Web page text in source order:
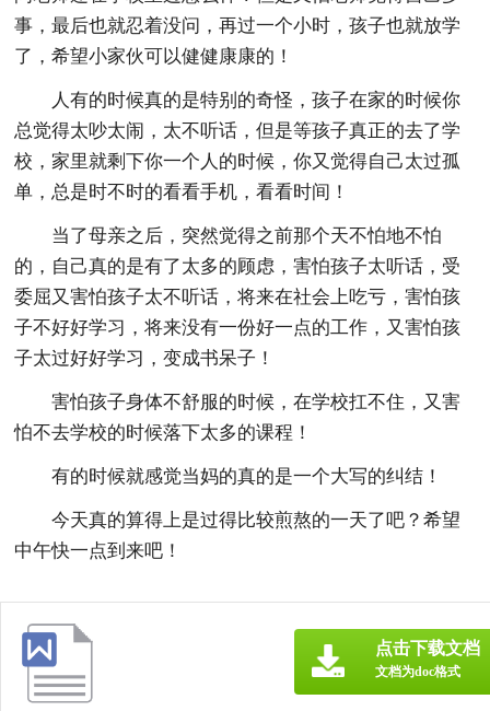
事，最后也就忍着没问，再过一个小时，孩子也就放学
了，希望小家伙可以健健康康的！
人有的时候真的是特别的奇怪，孩子在家的时候你
总觉得太吵太闹，太不听话，但是等孩子真正的去了学
校，家里就剩下你一个人的时候，你又觉得自己太过孤
单，总是时不时的看看手机，看看时间！
当了母亲之后，突然觉得之前那个天不怕地不怕
的，自己真的是有了太多的顾虑，害怕孩子太听话，受
委屈又害怕孩子太不听话，将来在社会上吃亏，害怕孩
子不好好学习，将来没有一份好一点的工作，又害怕孩
子太过好好学习，变成书呆子！
害怕孩子身体不舒服的时候，在学校扛不住，又害
怕不去学校的时候落下太多的课程！
有的时候就感觉当妈的真的是一个大写的纠结！
今天真的算得上是过得比较煎熬的一天了吧？希望
中午快一点到来吧！
点击下载文档
文档为doc格式